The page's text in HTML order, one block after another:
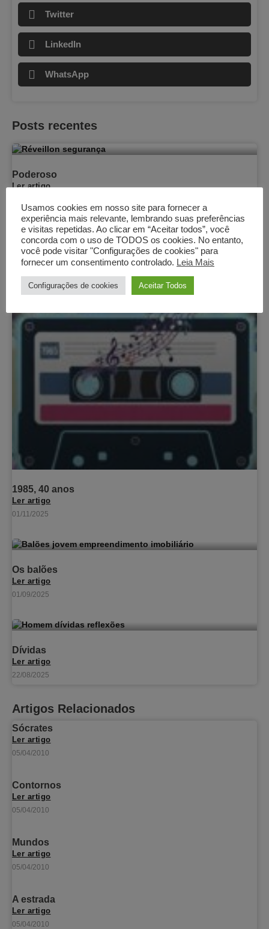
Twitter
LinkedIn
WhatsApp
Posts recentes
Poderoso
Ler artigo
1985, 40 anos
Ler artigo
01/11/2025
Os balões
Ler artigo
01/09/2025
Dívidas
Ler artigo
22/08/2025
Artigos Relacionados
Sócrates
Ler artigo
05/04/2010
Contornos
Ler artigo
05/04/2010
Mundos
Ler artigo
05/04/2010
A estrada
Ler artigo
05/04/2010
Usamos cookies em nosso site para fornecer a
experiência mais relevante, lembrando suas preferências
e visitas repetidas. Ao clicar em “Aceitar todos”, você
concorda com o uso de TODOS os cookies. No entanto,
você pode visitar "Configurações de cookies" para
fornecer um consentimento controlado. Leia Mais
Configurações de cookies Aceitar Todos